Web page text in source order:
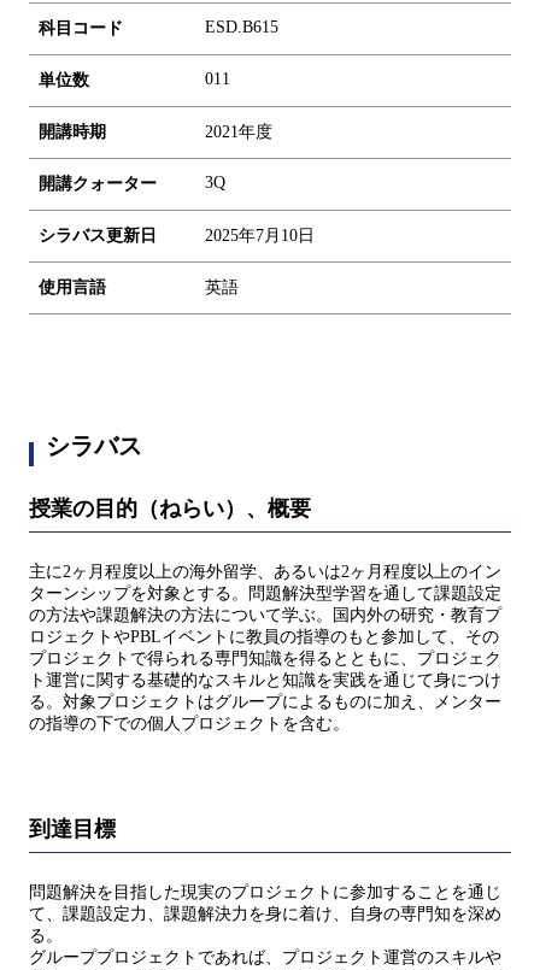
科目コード ESD.B615
単位数 01 1
開講時期 2021年度
開講クォーター 3Q
シラバス更新日 2025年7月10日
使用言語 英語
シラバス
授業の目的（ねらい）、概要
主に2ヶ⽉程度以上の海外留学、あるいは2ヶ⽉程度以上のイン
ターンシップを対象とする。問題解決型学習を通して課題設定
の⽅法や課題解決の⽅法について学ぶ。国内外の研究・教育プ
ロジェクトやPBLイベントに教員の指導のもと参加して、その
プロジェクトで得られる専⾨知識を得るとともに、プロジェク
ト運営に関する基礎的なスキルと知識を実践を通じて⾝につけ
る。対象プロジェクトはグループによるものに加え、メンター
の指導の下での個⼈プロジェクトを含む。
到達目標
問題解決を⽬指した現実のプロジェクトに参加することを通じ
て、課題設定⼒、課題解決⼒を⾝に着け、⾃⾝の専⾨知を深め
る。
グループプロジェクトであれば、プロジェクト運営のスキルや